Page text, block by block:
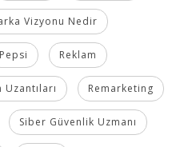
Vizyonu Nedir
Pepsi Reklam
Uzantıları Remarketing
Siber Güvenlik Uzmanı